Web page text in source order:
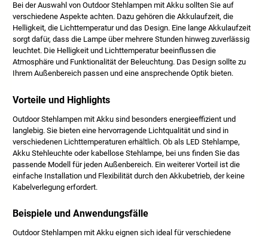
Bei der Auswahl von Outdoor Stehlampen mit Akku sollten Sie auf
verschiedene Aspekte achten. Dazu gehören die Akkulaufzeit, die
Helligkeit, die Lichttemperatur und das Design. Eine lange Akkulaufzeit
sorgt dafür, dass die Lampe über mehrere Stunden hinweg zuverlässig
leuchtet. Die Helligkeit und Lichttemperatur beeinflussen die
Atmosphäre und Funktionalität der Beleuchtung. Das Design sollte zu
Ihrem Außenbereich passen und eine ansprechende Optik bieten.
Vorteile und Highlights
Outdoor Stehlampen mit Akku sind besonders energieeffizient und
langlebig. Sie bieten eine hervorragende Lichtqualität und sind in
verschiedenen Lichttemperaturen erhältlich. Ob als LED Stehlampe,
Akku Stehleuchte oder kabellose Stehlampe, bei uns finden Sie das
passende Modell für jeden Außenbereich. Ein weiterer Vorteil ist die
einfache Installation und Flexibilität durch den Akkubetrieb, der keine
Kabelverlegung erfordert.
Beispiele und Anwendungsfälle
Outdoor Stehlampen mit Akku eignen sich ideal für verschiedene